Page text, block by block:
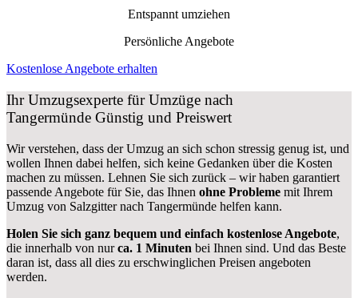
Entspannt umziehen
Persönliche Angebote
Kostenlose Angebote erhalten
Ihr Umzugsexperte für Umzüge nach
Tangermünde Günstig und Preiswert
Wir verstehen, dass der Umzug an sich schon stressig genug ist, und
wollen Ihnen dabei helfen, sich keine Gedanken über die Kosten
machen zu müssen. Lehnen Sie sich zurück – wir haben garantiert
passende Angebote für Sie, das Ihnen ohne Probleme mit Ihrem
Umzug von Salzgitter nach Tangermünde helfen kann.
Holen Sie sich ganz bequem und einfach kostenlose Angebote,
die innerhalb von nurca. 1 Minuten bei Ihnen sind. Und das Beste
daran ist, dass all dies zu erschwinglichen Preisen angeboten
werden.